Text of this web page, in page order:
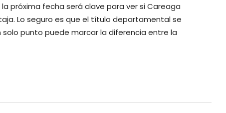
próxima fecha será clave para ver si Careaga
Lo seguro es que el título departamental se
punto puede marcar la diferencia entre la